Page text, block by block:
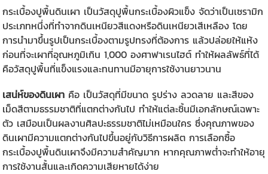
กระเบื้องปูพื้นดินเผา เป็นวัสดุปูพื้นกระเบื้องผิวแข็ง จัดว่าเป็นเซรามิก
ประเภทหนึ่งที่ทำจากดินเหนียวสีแดงหรือดินเหนียวเสีเหลือง โดย
การนำมาขึ้นรูปเป็นกระเบื้องตามรูปทรงที่ต้องการ แล้วปล่อยให้แห้ง
ก่อนที่จะเผาที่อุณหภูมิเกิน 1,000 องศาฟาเรนไฮต์ ทำให้ผลลัพธ์ที่ได้
คือวัสดุปูพื้นที่แข็งแรงและทนทานมีอายุการใช้งานยาวนาน
เสน่ห์ของดินเผา คือ เป็นวัสดุที่มีขนาด รูปร่าง ลวดลาย และสีของ
เม็ดสีตามธรรมชาติที่แตกต่างกันไป ทำให้แต่ละชิ้นมีเอกลักษณ์เฉพาะ
ตัว เสมือนเป็นผลงานศิลปะธรรมชาติไม่เหมือนใคร ซึ่งคุณภาพของ
ดินเผามีความแตกต่างกันไปขึ้นอยู่กับวิธีการผลิต การเลือกซื้อ
กระเบื้องปูพื้นดินเผาจึงมีความสำคัญมาก หากคุณภาพต่ำจะทำให้อายุ
การใช้งานสั้นและเกิดความเสียหายได้ง่าย